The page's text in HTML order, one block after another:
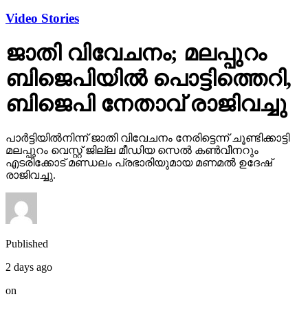
ബിജെപിയില്‍ പൊട്ടിത്തെറി,
ബിജെപി നേതാവ് രാജിവച്ചു
പാര്‍ട്ടിയില്‍നിന്ന് ജാതി വിവേചനം നേരിട്ടെന്ന് ചൂണ്ടിക്കാട്ടി
മലപ്പുറം വെസ്റ്റ് ജില്ല മീഡിയ സെല്‍ കണ്‍വീനറും
എടരിക്കോട് മണ്ഡലം പ്രഭാരിയുമായ മണമല്‍ ഉദേഷ്
രാജിവച്ചു.
Published
2 days ago
on
November 16, 2025
By
webdesk18